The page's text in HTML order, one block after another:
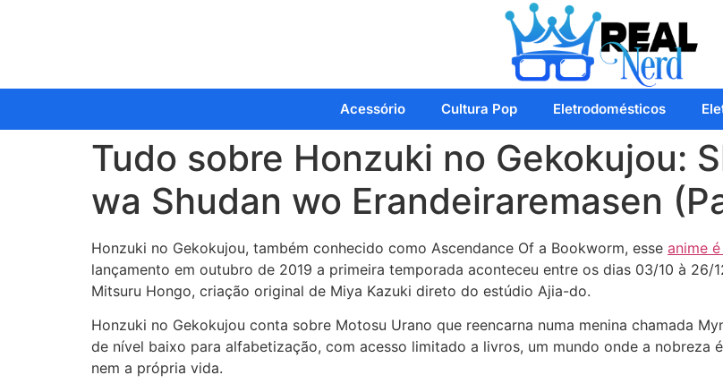
Acessório Cultura Pop Eletrodomésticos
Tudo sobre Honzuki no Gekokujou:
wa Shudan wo Erandeiraremasen
Honzuki no Gekokujou, também conhecido como Ascendance Of a Bookworm, esse anime
lançamento em outubro de 2019 a primeira temporada aconteceu entre os dias 03/10 à
Mitsuru Hongo, criação original de Miya Kazuki direto do estúdio Ajia-do.
Honzuki no Gekokujou conta sobre Motosu Urano que reencarna numa menina chamada
de nível baixo para alfabetização, com acesso limitado a livros, um mundo onde a nobreza
nem a própria vida.